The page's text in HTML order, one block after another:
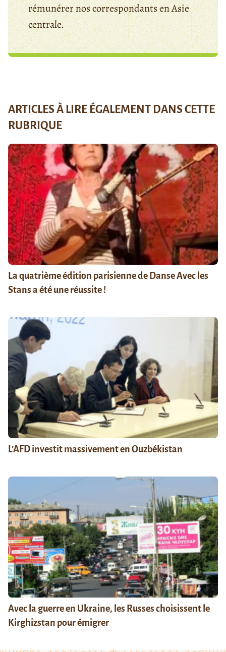
rémunérer nos correspondants en Asie
centrale.
ARTICLES À LIRE ÉGALEMENT DANS CETTE
RUBRIQUE
La quatrième édition parisienne de Danse Avec les
Stans a été une réussite !
L’AFD investit massivement en Ouzbékistan
Avec la guerre en Ukraine, les Russes choisissent le
Kirghizstan pour émigrer